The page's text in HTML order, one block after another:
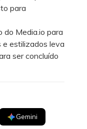
para
Media.io para
estilizados leva
ser concluído
Gemini